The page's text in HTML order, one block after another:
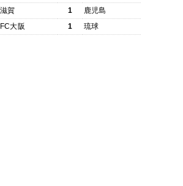
滋賀 1
鹿児島
FC大阪 1 琉球